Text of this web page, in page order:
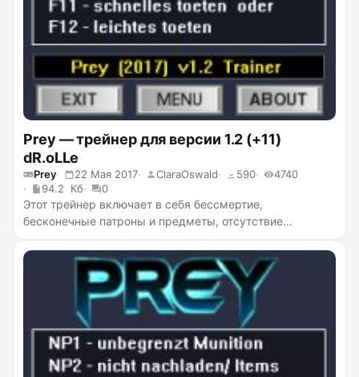
Prey — трейнер для версии 1.2 (+11)
dR.oLLe
Prey 22 Мая 2017 ClaraOswald 590
4740
94.2 Кб
0
Этот трейнер включает в себя бессмертие,
бесконечные патроны и предметы, отсутствие
бесконечный фонарик, бесконечную выносливость,
бесконечный пси потенциал, бесконечное время
использования пси, бесконечные аптечки, убийство с
одного удара, лёгкие убийства.